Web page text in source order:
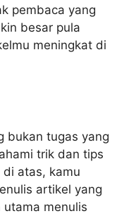
pembaca yang
besar pula
meningkat di
bukan tugas yang
trik dan tips
atas, kamu
artikel yang
utama menulis